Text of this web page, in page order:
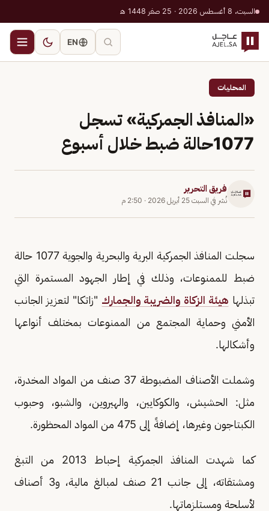
السبت، 8 أغسطس 2026 · 25 صفر 1448 هـ
EN
المحليات
«المنافذ الجمركية» تسجل
1077حالة ضبط خلال أسبوع
فريق التحرير
نُشر في السبت 25 أبريل 2026 · 2:50 م
سجلت المنافذ الجمركية البرية والبحرية والجوية 1077 حالة
ضبط للممنوعات، وذلك في إطار الجهود المستمرة التي
تبذلها هيئة الزكاة والضريبة والجمارك "زاتكا" لتعزيز الجانب
الأمني وحماية المجتمع من الممنوعات بمختلف أنواعها
وأشكالها.
وشملت الأصناف المضبوطة 37 صنف من المواد المخدرة،
مثل: الحشيش، والكوكايين، والهيروين، والشبو، وحبوب
الكبتاجون وغيرها، إضافةً إلى 475 من المواد المحظورة.
كما شهدت المنافذ الجمركية إحباط 2013 من التبغ
ومشتقاته، إلى جانب 21 صنف لمبالغ مالية، و3 أصناف
لأسلحة ومستلزماتها.